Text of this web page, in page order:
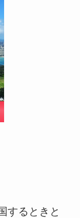
するときと